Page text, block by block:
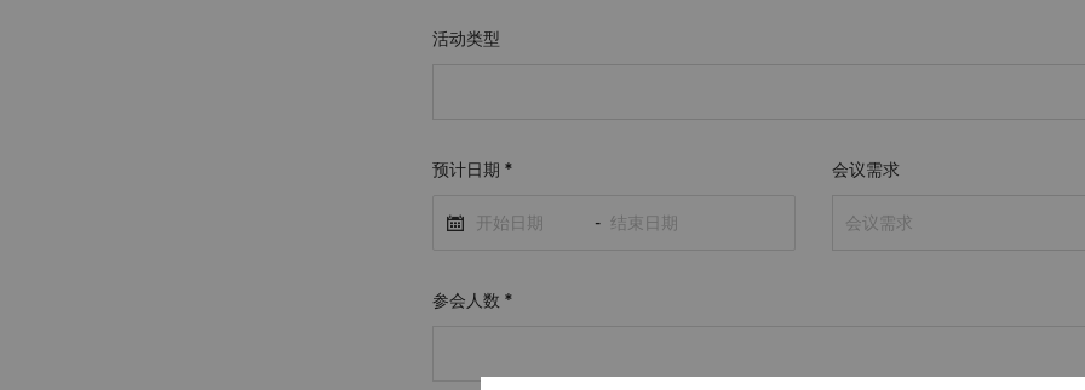
活动类型
预计日期 *
-
会议需求
会议需求
参会人数 *